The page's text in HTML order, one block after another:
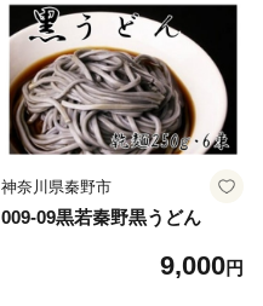
セージ 世界でたった一つ オ
リジナル ミラーウェルカムボ
ード ウェルカムボード 記念
記念日 お祝い
神奈川県秦野市
009-09黒若秦野黒うどん
9,000円